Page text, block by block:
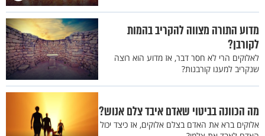
מדוע התורה מצווה להקריב בהמות
לקורבן?
לאלוקים הרי לא חסר דבר, אז מדוע הוא רוצה
שנקריב למענו קורבנות?
מה הכוונה בביטוי שאדם איבד צלם אנוש?
אלוקים ברא את האדם בצלם אלוקים, אז כיצד יכול